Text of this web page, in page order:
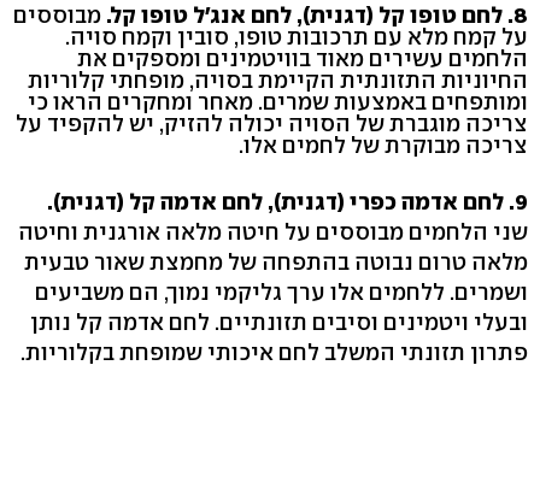
8. לחם טופו קל (דגנית), לחם אנג'ל טופו קל.
מבוססים
על קמח מלא עם תרכובות טופו, סובין וקמח סויה.
הלחמים עשירים מאוד בוויטמינים ומספקים את
החיוניות התזונתית הקיימת בסויה, מופחתי קלוריות
ומותפחים באמצעות שמרים. מאחר ומחקרים הראו כי
צריכה מוגברת של הסויה יכולה להזיק, יש להקפיד על
צריכה מבוקרת של לחמים אלו.
9. לחם אדמה כפרי (דגנית), לחם אדמה קל (דגנית).
שני הלחמים מבוססים על חיטה מלאה אורגנית וחיטה
מלאה טרום נבוטה בהתפחה של מחמצת שאור טבעית
ושמרים. ללחמים אלו ערך גליקמי נמוך, הם משביעים
ובעלי ויטמינים וסיבים תזונתיים. לחם אדמה קל נותן
פתרון תזונתי המשלב לחם איכותי שמופחת בקלוריות.